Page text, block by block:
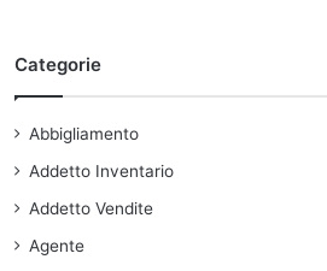
Categorie
Abbigliamento
Addetto Inventario
Addetto Vendite
Agente